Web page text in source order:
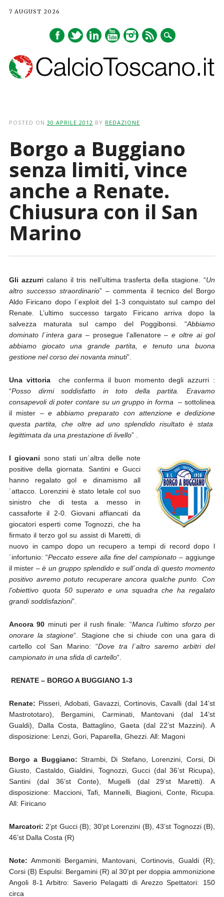
7 AUGUST 2026
POSTED ON 30 APRILE 2012 BY REDAZIONE
Borgo a Buggiano
senza limiti, vince
anche a Renate.
Chiusura con il San
Marino
Gli azzurri calano il tris nell’ultima trasferta della stagione. “Un
altro successo straordinario” – commenta il tecnico del Borgo
Aldo Firicano dopo l´exploit del 1-3 conquistato sul campo del
Renate. L’ultimo successo targato Firicano arriva dopo la
salvezza maturata sul campo del Poggibonsi. “Abbiamo
dominato l´intera gara– prosegue l’allenatore – e oltre ai gol
abbiamo giocato una grande partita, e tenuto una buona
gestione nel corso dei novanta minuti”.
Una vittoria
che conferma il buon momento degli azzurri :
“Posso dirmi soddisfatto in toto della partita. Eravamo
consapevoli di poter contare su un gruppo in forma– sottolinea
il mister –e abbiamo preparato con attenzione e dedizione
questa partita, che oltre ad uno splendido risultato è stata
legittimata da una prestazione di livello” .
I giovani sono stati un´altra delle note
positive della giornata. Santini e Gucci
hanno regalato gol e dinamismo all
´attacco. Lorenzini è stato letale col suo
sinistro che di testa a messo in
cassaforte il 2-0. Giovani affiancati da
giocatori esperti come Tognozzi, che ha
firmato il terzo gol su assist di Maretti, di
nuovo in campo dopo un recupero a tempi di record dopo l
´infortunio: “Peccato essere alla fine del campionato – aggiunge
il mister –è un gruppo splendido e sull´onda di questo momento
positivo avremo potuto recuperare ancora qualche punto. Con
l’obiettivo quota 50 superato e una squadra che ha regalato
grandi soddisfazioni”.
Ancora 90 minuti per il rush finale: “Manca l’ultimo sforzo per
onorare la stagione“. Stagione che si chiude con una gara di
cartello col San Marino: “Dove tra l´altro saremo arbitri del
campionato in una sfida di cartello“.
RENATE – BORGO A BUGGIANO 1-3
Renate: Pisseri, Adobati, Gavazzi, Cortinovis, Cavalli (dal 14’st
Mastrototaro), Bergamini, Carminati, Mantovani (dal 14’st
Gualdi), Dalla Costa, Battaglino, Gaeta (dal 22’st Mazzini). A
disposizione: Lenzi, Gori, Paparella, Ghezzi. All: Magoni
Borgo a Buggiano: Strambi, Di Stefano, Lorenzini, Corsi, Di
Giusto, Castaldo, Gialdini, Tognozzi, Gucci (dal 36’st Ricupa),
Santini (dal 36’st Conte), Mugelli (dal 29’st Maretti). A
disposizione: Maccioni, Tafi, Mannelli, Biagioni, Conte, Ricupa.
All: Firicano
Marcatori: 2’pt Gucci (B); 30’pt Lorenzini (B), 43’st Tognozzi (B),
46’st Dalla Costa (R)
Note: Ammoniti Bergamini, Mantovani, Cortinovis, Gualdi (R);
Corsi (B) Espulsi: Bergamini (R) al 30’pt per doppia ammonizione
Angoli 8-1 Arbitro: Saverio Pelagatti di Arezzo Spettatori: 150
circa